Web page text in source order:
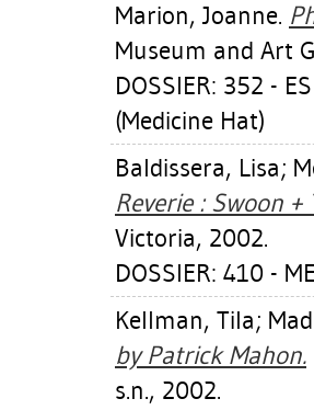
Marion, Joanne.
Museum and Art
DOSSIER: 352 -
(Medicine Hat)
Baldissera, Lisa;
Reverie : Swoon
Victoria, 2002.
DOSSIER: 410 -
Kellman, Tila;
by Patrick Mahon.
s.n., 2002.